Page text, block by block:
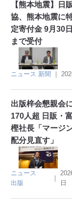
【熊本地震】日
協、熊本地震に
定寄付金 9月30日
まで受付
ニュース 新聞 ｜
出版梓会懇親会
170人超 日販・富
樫社長「マージ
配分見直す」
ニュース
出版
｜
日